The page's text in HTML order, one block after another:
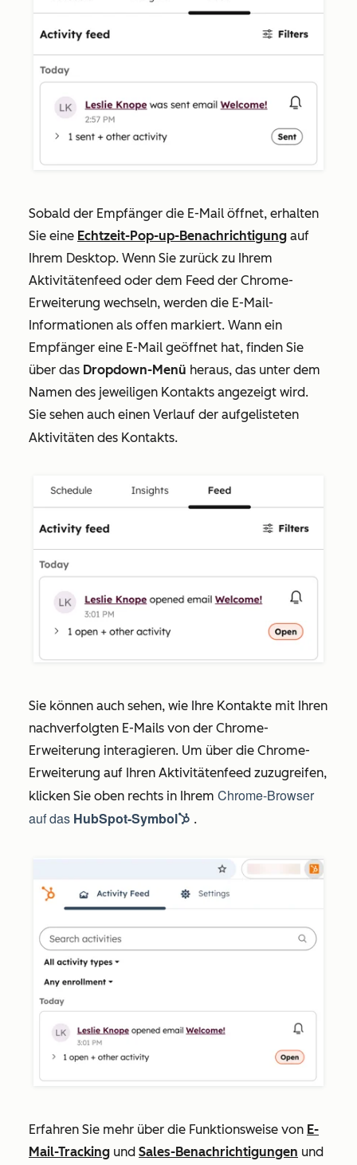
Sobald der Empfänger die E-Mail öffnet, erhalten
Sie eine Echtzeit-Pop-up-Benachrichtigung auf
Ihrem Desktop. Wenn Sie zurück zu Ihrem
Aktivitätenfeed oder dem Feed der Chrome-
Erweiterung wechseln, werden die E-Mail-
Informationen als offen markiert. Wann ein
Empfänger eine E-Mail geöffnet hat, finden Sie
über das Dropdown-Menü heraus, das unter dem
Namen des jeweiligen Kontakts angezeigt wird.
Sie sehen auch einen Verlauf der aufgelisteten
Aktivitäten des Kontakts.
Sie können auch sehen, wie Ihre Kontakte mit Ihren
nachverfolgten E-Mails von der Chrome-
Erweiterung interagieren. Um über die Chrome-
Erweiterung auf Ihren Aktivitätenfeed zuzugreifen,
klicken Sie oben rechts in Ihrem Chrome-Browser
auf das HubSpot-Symbol sprocket .
Erfahren Sie mehr über die Funktionsweise von E-
Mail-Tracking und Sales-Benachrichtigungen und